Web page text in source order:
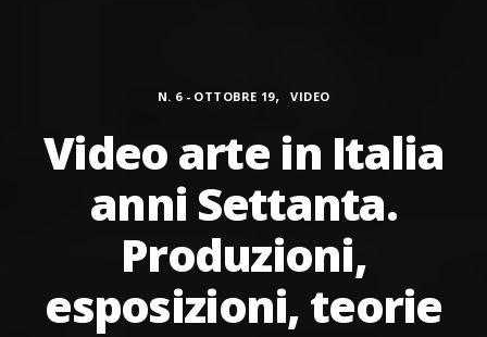
Categorie
N. 6 - OTTOBRE 19, VIDEO
Video arte in Italia
anni Settanta.
Produzioni,
esposizioni, teorie